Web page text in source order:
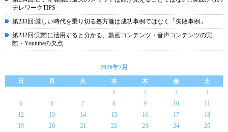
テレワークTIPS
第233回:厳しい時代を乗り切る処方箋は成功事例ではなく「失敗事例」
第232回:実際に活用すると分かる、動画コンテンツ・音声コンテンツの実
際・Youtubeの欠点
2026年7月
日
月 火 水 木 金
土
1
2 3
4
5
6 7 8 9 10
11
12
13 14 15 16 17
18
19
20 21 22 23 24
25